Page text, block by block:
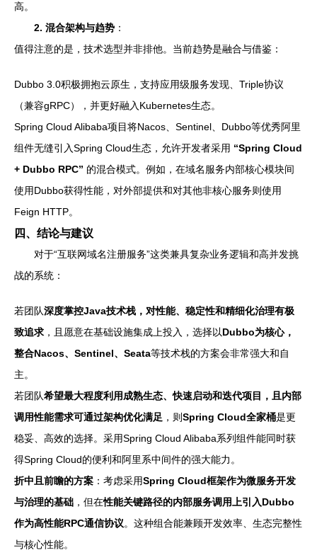
高。
2. 混合架构与趋势 ：
值得注意的是，技术选型并非排他。当前趋势是融合与借鉴：
Dubbo 3.0积极拥抱云原生，支持应用级服务发现、Triple协议
（兼容gRPC），并更好融入Kubernetes生态。
Spring Cloud Alibaba项目将Nacos、Sentinel、Dubbo等优秀阿里
组件无缝引入Spring Cloud生态，允许开发者采用 “Spring Cloud
+ Dubbo RPC” 的混合模式。例如，在域名服务内部核心模块间
使用Dubbo获得性能，对外部提供和对其他非核心服务则使用
Feign HTTP。
四、结论与建议
对于“互联网域名注册服务”这类兼具复杂业务逻辑和高并发挑
战的系统：
若团队深度掌控Java技术栈，对性能、稳定性和精细化治理有极
致追求 ，且愿意在基础设施集成上投入，选择以Dubbo为核心，
整合Nacos、Sentinel、Seata等技术栈的方案会非常强大和自
主。
若团队希望最大程度利用成熟生态、快速启动和迭代项目，且内部
调用性能需求可通过架构优化满足 ，则Spring Cloud全家桶是更
稳妥、高效的选择。采用Spring Cloud Alibaba系列组件能同时获
得Spring Cloud的便利和阿里系中间件的强大能力。
折中且前瞻的方案 ：考虑采用Spring Cloud框架作为微服务开发
与治理的基础 ，但在性能关键路径的内部服务调用上引入Dubbo
作为高性能RPC通信协议。这种组合能兼顾开发效率、生态完整性
与核心性能。